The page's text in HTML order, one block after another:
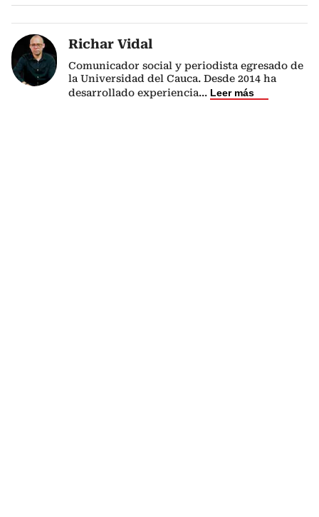
Richar Vidal
Comunicador social y periodista egresado de
la Universidad del Cauca. Desde 2014 ha
desarrollado experiencia... Leer más